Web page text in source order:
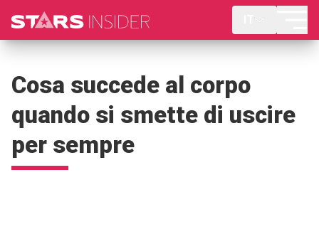
Cosa succede al corpo
quando si smette di uscire
per sempre